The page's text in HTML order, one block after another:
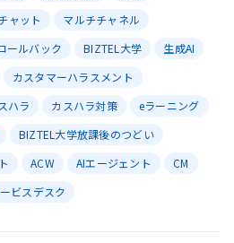
ャット
マルチチャネル
ールバック BIZTEL大学
生成AI
カスタマーハラスメント
ハラ カスハラ対策
eラーニング
BIZTEL大学放課後のつどい
ACW AIエージェント
CM
ビスデスク